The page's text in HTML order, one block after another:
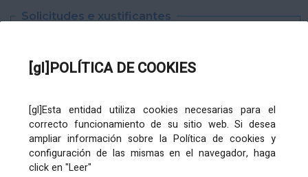
[gl]POLÍTICA DE COOKIES
[gl]Esta entidad utiliza cookies necesarias para el
correcto funcionamiento de su sitio web. Si desea
ampliar información sobre la Política de cookies y
configuración de las mismas en el navegador, haga
click en "Leer"
Solicitudes e xustificantes
XML
Ficheiros varios
Ficheiro
asinado: